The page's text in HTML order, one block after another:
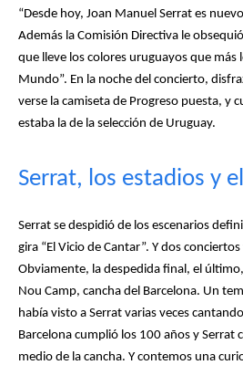
“Desde hoy, Joan Manuel Serrat es
Además la Comisión Directiva le
que lleve los colores uruguayos que más
Mundo”. En la noche del concierto,
verse la camiseta de Progreso puesta, y
estaba la de la selección de Uruguay.
Serrat, los estadios y
Serrat se despidió de los escenarios
gira “El Vicio de Cantar”. Y dos
Obviamente, la despedida final, el
Nou Camp, cancha del Barcelona. Un
había visto a Serrat varias veces
Barcelona cumplió los 100 años y Serrat
medio de la cancha. Y contemos una